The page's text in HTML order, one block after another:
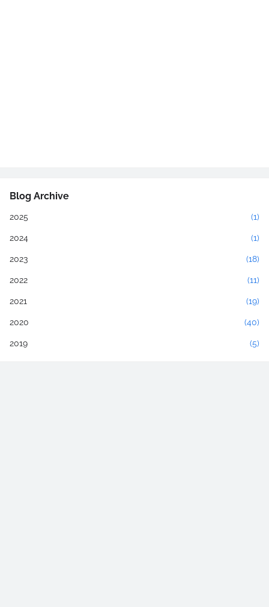
Blog Archive
2025 (1)
2024 (1)
2023 (18)
2022 (11)
2021 (19)
2020 (40)
2019 (5)